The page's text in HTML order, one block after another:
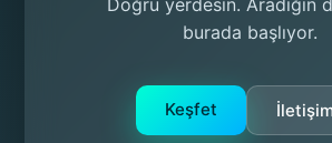
Doğru yerdesin. Aradığın
burada başlıyor.
Keşfet